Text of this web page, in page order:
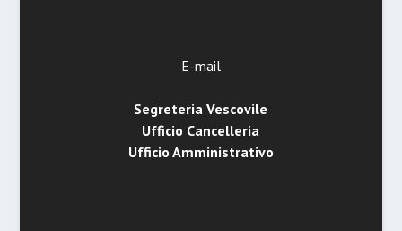
E-mail
Segreteria Vescovile
Ufficio Cancelleria
Ufficio Amministrativo